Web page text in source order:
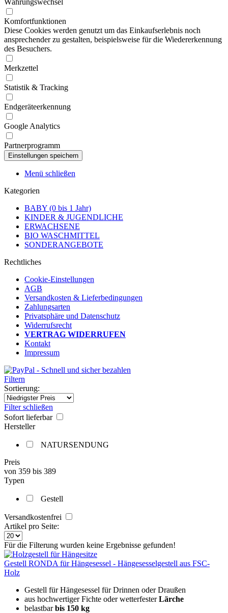
Währungswechsel
Komfortfunktionen
Diese Cookies werden genutzt um das Einkaufserlebnis noch
ansprechender zu gestalten, beispielsweise für die Wiedererkennung
des Besuchers.
Merkzettel
Statistik & Tracking
Endgeräteerkennung
Google Analytics
Partnerprogramm
Menü schließen
Kategorien
BABY (0 bis 1 Jahr)
KINDER & JUGENDLICHE
ERWACHSENE
BIO WASCHMITTEL
SONDERANGEBOTE
Rechtliches
Cookie-Einstellungen
AGB
Versandkosten & Lieferbedingungen
Zahlungsarten
Privatsphäre und Datenschutz
Widerrufsrecht
VERTRAG WIDERRUFEN
Kontakt
Impressum
Filtern
Sortierung:
Filter schließen
Sofort lieferbar
Hersteller
NATURSENDUNG
Preis
von 359 bis 389
Typen
Gestell
Versandkostenfrei
Artikel pro Seite:
Für die Filterung wurden keine Ergebnisse gefunden!
Gestell RONDA für Hängesessel - Hängesesselgestell aus FSC-
Holz
Gestell für Hängesessel für Drinnen oder Draußen
aus hochwertiger Fichte oder wetterfesterLärche
belastbarbis 150 kg